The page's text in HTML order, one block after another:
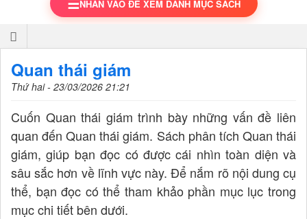
TOGGLE NAVIGATION
NHẤN VÀO ĐỂ XEM DANH MỤC SÁCH
Quan thái giám
Thứ hai - 23/03/2026 21:21
Cuốn Quan thái giám trình bày những vấn đề liên
quan đến Quan thái giám. Sách phân tích Quan thái
giám, giúp bạn đọc có được cái nhìn toàn diện và
sâu sắc hơn về lĩnh vực này. Để nắm rõ nội dung cụ
thể, bạn đọc có thể tham khảo phần mục lục trong
mục chi tiết bên dưới.